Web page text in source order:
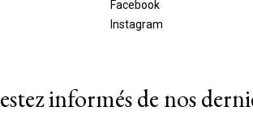
Facebook
Instagram
informés de nos